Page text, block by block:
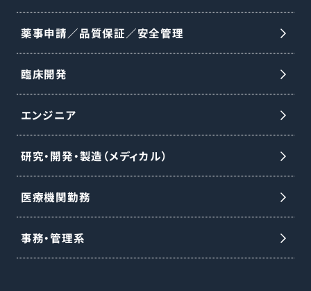
薬事申請／品質保証／安全管理
臨床開発
エンジニア
研究・開発・製造（メディカル）
医療機関勤務
事務・管理系